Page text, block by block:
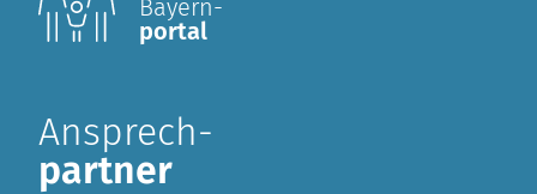
Bayern-
portal
Ansprech-
partner